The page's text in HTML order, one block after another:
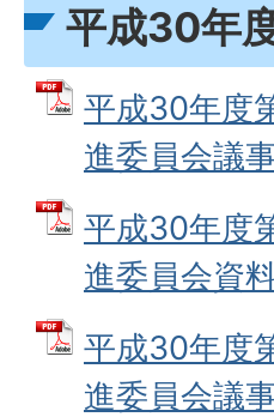
平成30年
平成30年度
進委員会議
平成30年度
進委員会資
平成30年度
進委員会議